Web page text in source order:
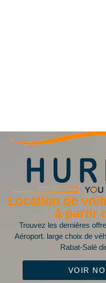
Location de
à partir
Trouvez les dernières
Aéroport. large choix de
Rabat-Salé
VOIR